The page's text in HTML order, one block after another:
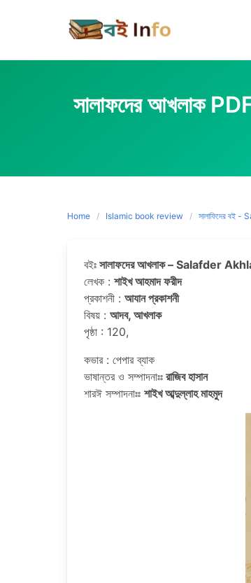
সালাফদের আখলাক
Home Islamic book review সালাফিদের বই
বইঃ সালাফদের আখলাক – Salafder
লেখক : শাইখ আহমাদ ফরীদ
প্রকাশনী : আযান প্রকাশনী
বিষয় : আদব, আখলাক
পৃষ্ঠা : 120,
কভার : পেপার ব্যাক
ভাষান্তর ও সম্পাদনাঃঃ রাজিব হাসান
শারঈ সম্পাদনাঃঃ শাইখ আব্দুল্লাহ মাহমুদ